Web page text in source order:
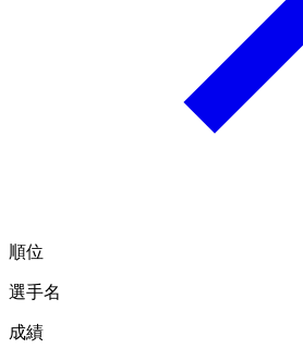
順位
選手名
成績